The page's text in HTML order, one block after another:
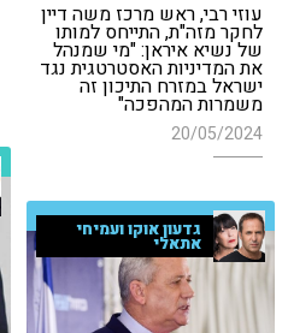
עוזי רבי, ראש מרכז משה דיין
לחקר מזה"ת, התייחס למותו
של נשיא איראן: "מי שמנהל
את המדיניות האסטרטגית נגד
ישראל במזרח התיכון זה
משמרות המהפכה"
20/05/2024
גדעון אוקו ועמיחי
אתאלי